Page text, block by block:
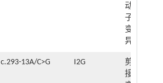
动
子
变
异
c.293-13A/C>G I2G
剪
接